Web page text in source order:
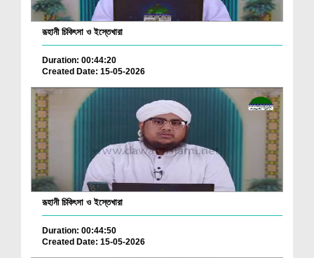
রূহানী চিকিৎসা ও ইস্তেখারা
Duration: 00:44:20
Created Date: 15-05-2026
রূহানী চিকিৎসা ও ইস্তেখারা
Duration: 00:44:50
Created Date: 15-05-2026